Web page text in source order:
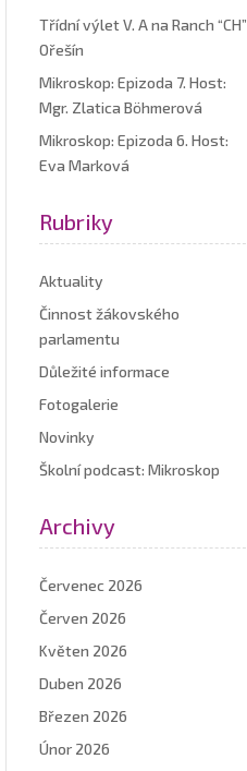
Třídní výlet V. A na Ranch “CH”
Ořešín
Mikroskop: Epizoda 7. Host:
Mgr. Zlatica Böhmerová
Mikroskop: Epizoda 6. Host:
Eva Marková
Rubriky
Aktuality
Činnost žákovského
parlamentu
Důležité informace
Fotogalerie
Novinky
Školní podcast: Mikroskop
Archivy
Červenec 2026
Červen 2026
Květen 2026
Duben 2026
Březen 2026
Únor 2026